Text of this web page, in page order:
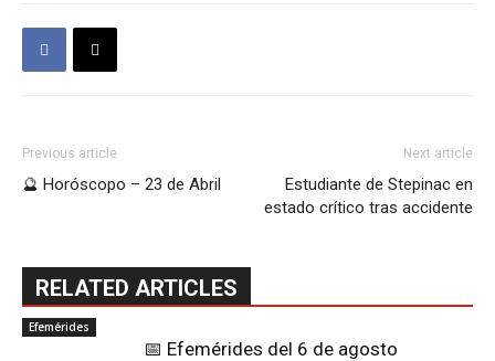
Previous article
🔮 Horóscopo – 23 de Abril
Next article
Estudiante de Stepinac en
estado crítico tras accidente
RELATED ARTICLES
Efemérides
📅 Efemérides del 6 de agosto